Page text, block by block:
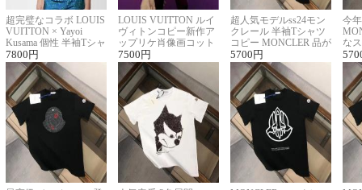
超完璧なコラボ LOUIS
VUITTON × Yayoi
Kusama 個性 半袖Tシャ
ツコピー男女兼用
7800 円
LOUIS VUITTON ルイ
ヴィトンコピー新作ア
ップリケ肖像画コット
ンニット半袖Tシャツ
7500 円
超人気モデルss24モン
クレール 半袖Tシャツ
コピー MONCLER 品が
良く見た目
5700 円
今
な
ル